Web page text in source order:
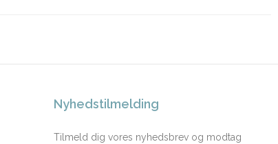
Nyhedstilmelding
Tilmeld dig vores nyhedsbrev og modtag